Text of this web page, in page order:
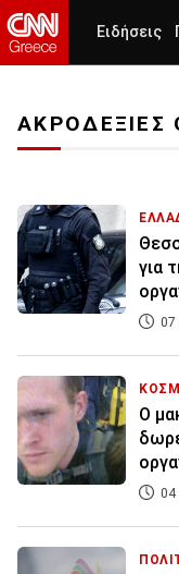
Ειδήσεις
ΑΚΡΟΔΕΞΙΕΣ
για
07
Ο
04